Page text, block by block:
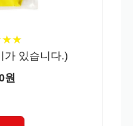
★★
★★
있습니다.)
원